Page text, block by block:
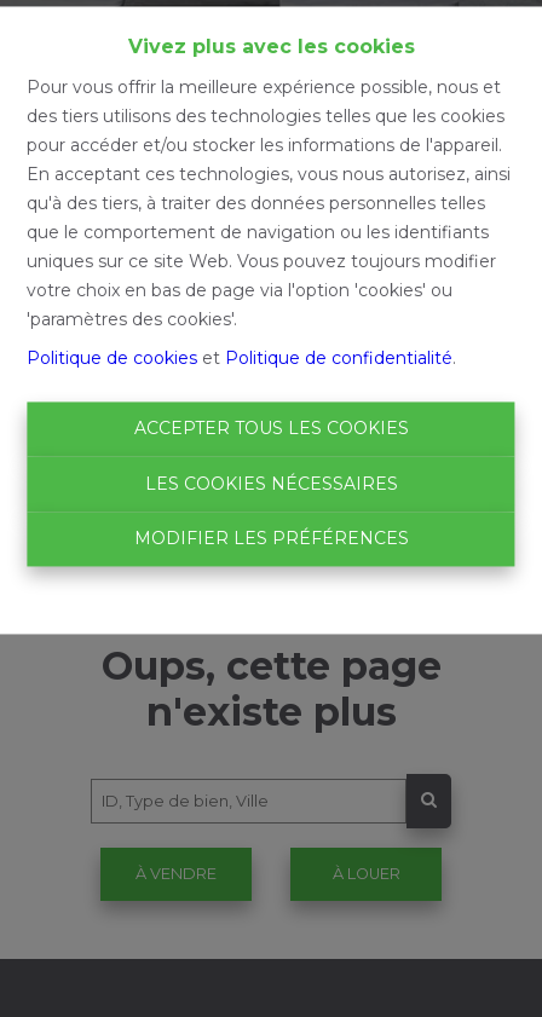
Vivez plus avec les cookies
Pour vous offrir la meilleure expérience possible, nous et
des tiers utilisons des technologies telles que les cookies
pour accéder et/ou stocker les informations de l'appareil.
En acceptant ces technologies, vous nous autorisez, ainsi
qu'à des tiers, à traiter des données personnelles telles
que le comportement de navigation ou les identifiants
uniques sur ce site Web. Vous pouvez toujours modifier
votre choix en bas de page via l'option 'cookies' ou
'paramètres des cookies'.
Politique de cookies et Politique de confidentialité.
ACCEPTER TOUS LES COOKIES
LES COOKIES NÉCESSAIRES
MODIFIER LES PRÉFÉRENCES
Accueil
Accueil
Oups, cette page
n'existe plus
À VENDRE À LOUER